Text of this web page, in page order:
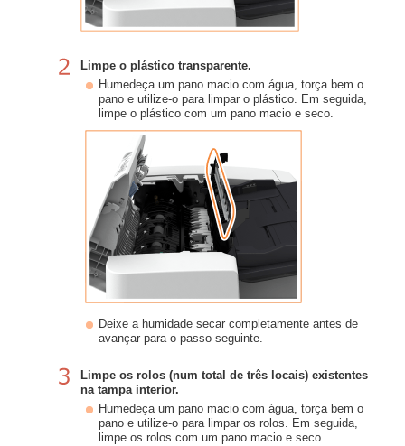
Limpe o plástico transparente.
Humedeça um pano macio com água, torça bem o
pano e utilize-o para limpar o plástico. Em seguida,
limpe o plástico com um pano macio e seco.
Deixe a humidade secar completamente antes de
avançar para o passo seguinte.
Limpe os rolos (num total de três locais) existentes
na tampa interior.
Humedeça um pano macio com água, torça bem o
pano e utilize-o para limpar os rolos. Em seguida,
limpe os rolos com um pano macio e seco.